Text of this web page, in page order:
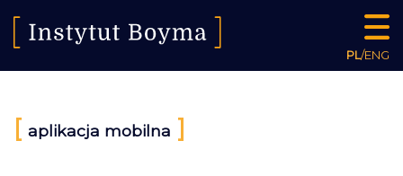
PL/ENG
[ aplikacja mobilna ]